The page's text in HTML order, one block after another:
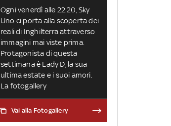
Ogni venerdì alle 22.20, Sky
Uno ci porta alla scoperta dei
reali di Inghilterra attraverso
immagini mai viste prima.
Protagonista di questa
settimana è Lady D, la sua
ultima estate e i suoi amori.
La fotogallery
Vai alla Fotogallery